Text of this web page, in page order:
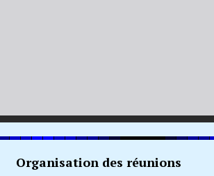
Organisation des réunions